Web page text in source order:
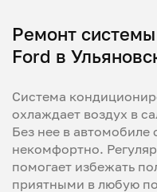
Ремонт
Ford в
Система
охлаждает воздух в
Без нее в автомобиле
некомфортно.
помогает избежать
приятными в любую